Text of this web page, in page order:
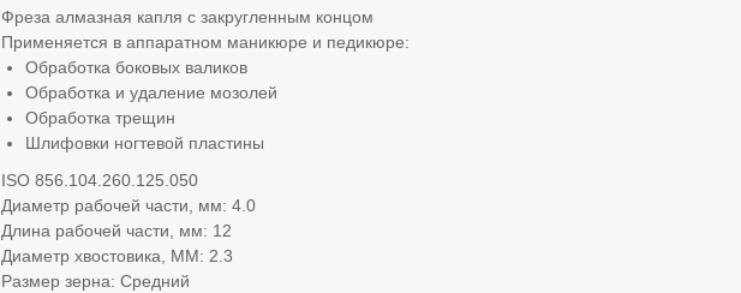
Фреза алмазная капля с закругленным концом
Применяется в аппаратном маникюре и педикюре:
Обработка боковых валиков
Обработка и удаление мозолей
Обработка трещин
Шлифовки ногтевой пластины
ISO 856.104.260.125.050
Диаметр рабочей части, мм: 4.0
Длина рабочей части, мм: 12
Диаметр хвостовика, ММ: 2.3
Размер зерна: Средний